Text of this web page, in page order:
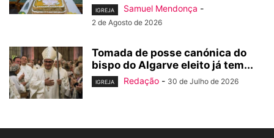
IGREJA Samuel Mendonça -
2 de Agosto de 2026
Tomada de posse canónica do
bispo do Algarve eleito já tem...
IGREJA Redação - 30 de Julho de 2026